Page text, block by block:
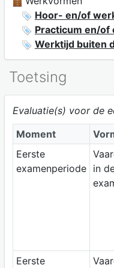
Hoor- en/of
Practicum en/of
Werktijd buiten
Toetsing
Evaluatie(s) voor de
Moment
Eerste
examenperiode
in
Eerste